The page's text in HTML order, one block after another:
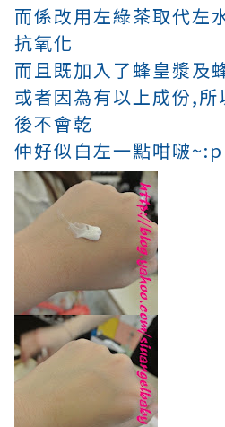
而係改用左綠茶取代左
抗氧化
而且既加入了蜂皇漿及
或者因為有以上成份,所
後不會乾
仲好似白左一點咁啵~:p